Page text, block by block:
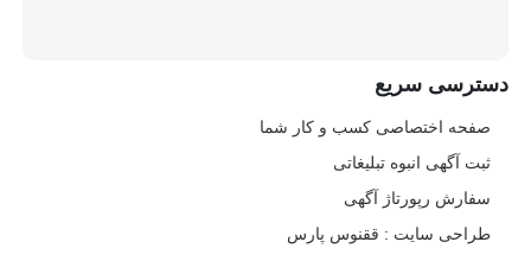
دسترسی سریع
صفحه اختصاصی کسب و کار شما
ثبت آگهی انبوه تبلیغاتی
سفارش رپورتاژ آگهی
طراحی سایت : ققنوس پارس